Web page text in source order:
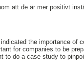
att de är mer positivt
the importance of
for companies to be
to do a case study to